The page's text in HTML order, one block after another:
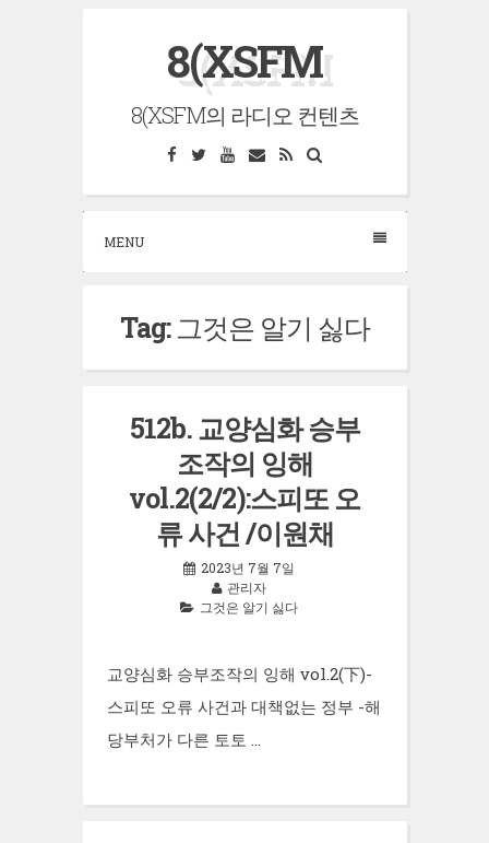
8(XSFM
8(XSFM의 라디오 컨텐츠
FacebookTwitterYouTube
Email RSS
MENU
Tag:그것은 알기 싫다
512b. 교양심화 승부
조작의 잉해
vol.2(2/2):스피또 오
류 사건 /이원채
2023년 7월 7일
관리자
그것은 알기 싫다
교양심화 승부조작의 잉해 vol.2(下)-
스피또 오류 사건과 대책없는 정부 -해
당부처가 다른 토토 …